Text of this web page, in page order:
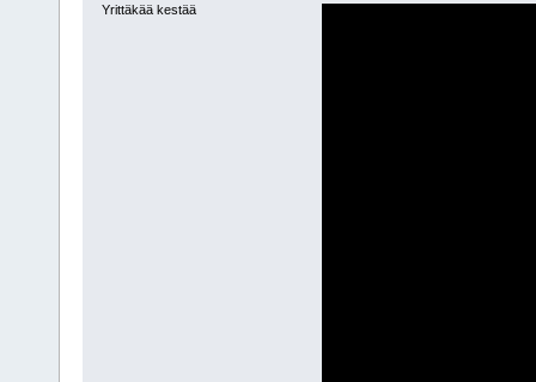
Yrittäkää kestää